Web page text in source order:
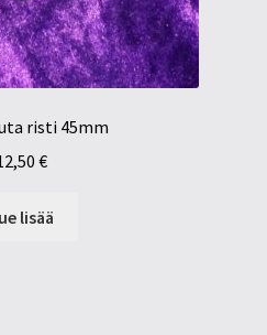
risti 45mm
€
lisää